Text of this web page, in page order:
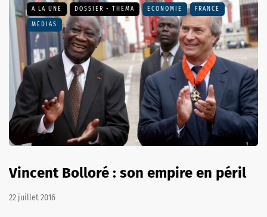
A LA UNE DOSSIER - THEMA ECONOMIE FRANCE
MÉDIAS
Vincent Bolloré : son empire en péril
22 juillet 2016